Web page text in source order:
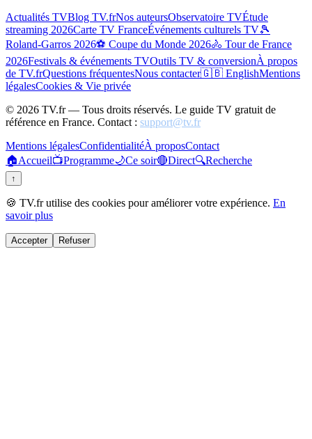
Actualités TVBlog TV.frNos auteursObservatoire TVÉtude
streaming 2026Carte TV FranceÉvénements culturels TV🎾
Roland-Garros 2026⚽ Coupe du Monde 2026🚴 Tour de France
2026Festivals & événements TVOutils TV & conversionÀ propos
de TV.frQuestions fréquentesNous contacter🇬🇧 EnglishMentions
légalesCookies & Vie privée
© 2026 TV.fr — Tous droits réservés. Le guide TV gratuit de
référence en France. Contact : support@tv.fr
Mentions légalesConfidentialitéÀ proposContact
🏠Accueil📺Programme🌙Ce soir🔴Direct🔍Recherche
↑
🍪 TV.fr utilise des cookies pour améliorer votre expérience. En
savoir plus
Accepter Refuser